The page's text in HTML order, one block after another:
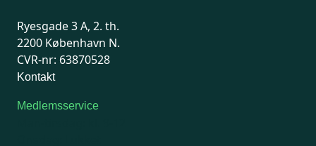
Ryesgade 3 A, 2. th.
2200 København N.
CVR-nr: 63870528
Kontakt
Medlemsservice